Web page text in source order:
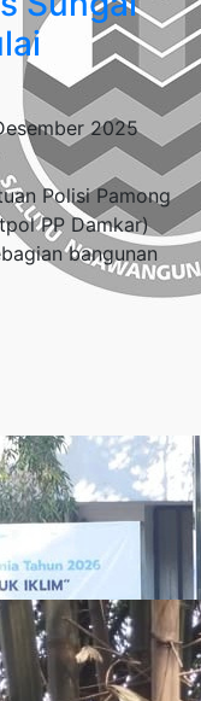
2025
Polisi Pamong
PP Damkar)
bangunan